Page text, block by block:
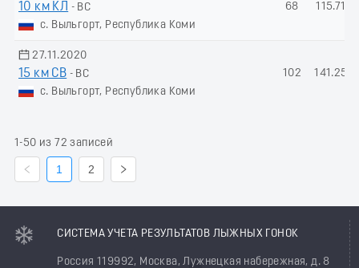
10 км КЛ
- ВС
с. Выльгорт, Республика Коми
68 115.71
27.11.2020
15 км СВ - ВС
с. Выльгорт, Республика Коми
102 141.25
1-50 из 72 записей
1 2
СИСТЕМА УЧЕТА РЕЗУЛЬТАТОВ ЛЫЖНЫХ ГОНОК
Россия 119992, Москва, Лужнецкая набережная, д. 8